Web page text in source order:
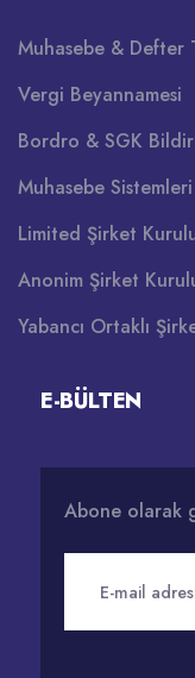
Muhasebe & Defter
Vergi Beyannamesi
Bordro & SGK
Muhasebe Sistemleri
Limited Şirket
Anonim Şirket
Yabancı Ortaklı
E-BÜLTEN
Abone olarak